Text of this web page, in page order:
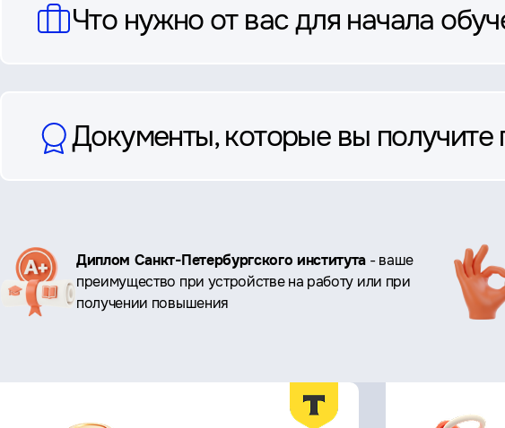
Что нужно от вас для начала
Документы, которые вы получите
Ключевые
преимущества
Диплом Санкт-Петербургского института - ваше
преимущество при устройстве на работу или при
получении повышения